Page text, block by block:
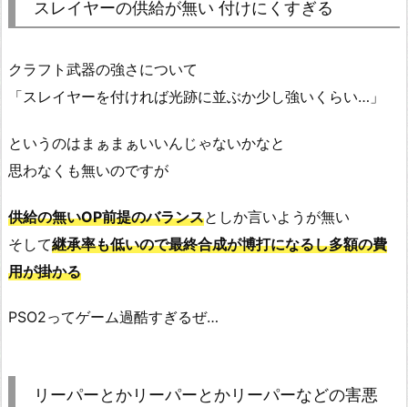
スレイヤーの供給が無い 付けにくすぎる
クラフト武器の強さについて
「スレイヤーを付ければ光跡に並ぶか少し強いくらい…」
というのはまぁまぁいいんじゃないかなと
思わなくも無いのですが
供給の無いOP前提のバランスとしか言いようが無い
そして継承率も低いので最終合成が博打になるし多額の費
用が掛かる
PSO2ってゲーム過酷すぎるぜ…
リーパーとかリーパーとかリーパーなどの害悪